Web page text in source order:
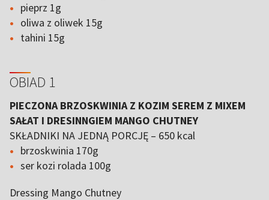
pieprz 1g
oliwa z oliwek 15g
tahini 15g
OBIAD 1
PIECZONA BRZOSKWINIA Z KOZIM SEREM Z MIXEM
SAŁAT I DRESINNGIEM MANGO CHUTNEY
SKŁADNIKI NA JEDNĄ PORCJĘ – 650 kcal
brzoskwinia 170g
ser kozi rolada 100g
Dressing Mango Chutney